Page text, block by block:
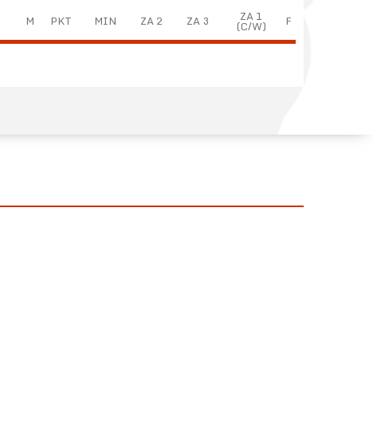
M PKT MIN ZA 2 ZA 3 ZA 1
(C/W) F